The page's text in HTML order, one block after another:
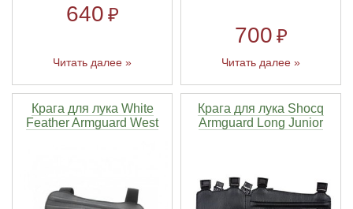
640 ₽
Читать далее »
700 ₽
Читать далее »
Крага для лука White
Feather Armguard West
Крага для лука Shocq
Armguard Long Junior